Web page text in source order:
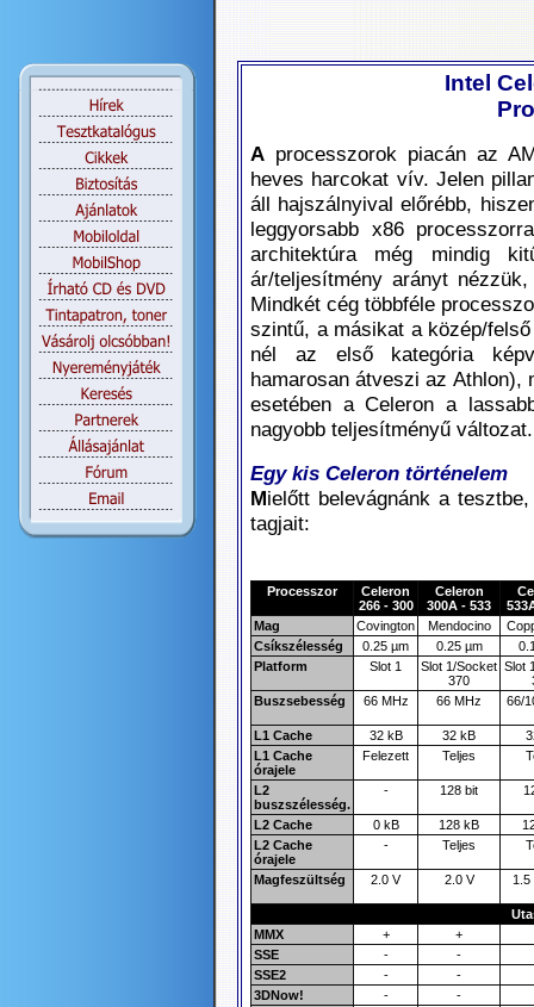
Intel
A processzorok piacán az
heves harcokat vív. Jelen
áll hajszálnyival előrébb,
leggyorsabb x86
architektúra még mindig
ár/teljesítmény arányt
Mindkét cég többféle
szintű, a másikat a közép/
nél az első kategória
hamarosan átveszi az Athlon),
esetében a Celeron a
nagyobb teljesítményű változat.
Egy kis Celeron történelem
Mielőtt belevágnánk a
tagjait:
Processzor
Celeron
266 - 300
Celeron
300A - 533
Mag
Covington Mendocino
Csíkszélesség
0.25 µm 0.25 µm
Platform
Slot 1
Slot 1/Socket
370
Slot
Buszsebesség
66 MHz 66 MHz 66/
L1 Cache 32 kB 32 kB
L1 Cache
órajele
Felezett Teljes
L2
buszszélesség.
- 128 bit
L2 Cache 0 kB 128 kB
L2 Cache
órajele
- Teljes
Magfeszültség 2.0 V 2.0 V 1.5
MMX
+
+
SSE
-
-
SSE2
-
-
3DNow!
-
-